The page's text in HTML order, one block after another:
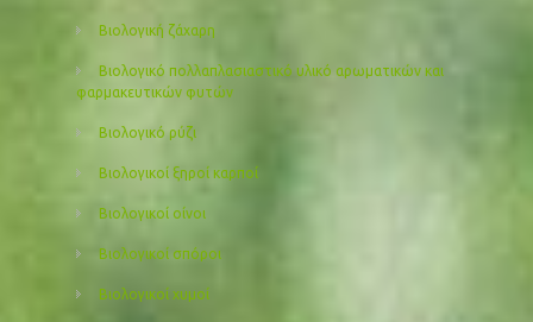
Βιολογική ζάχαρη
Βιολογικό πολλαπλασιαστικό υλικό αρωματικών και
φαρμακευτικών φυτών
Βιολογικό ρύζι
Βιολογικοί ξηροί καρποί
Βιολογικοί οίνοι
Βιολογικοί σπόροι
Βιολογικοί χυμοί